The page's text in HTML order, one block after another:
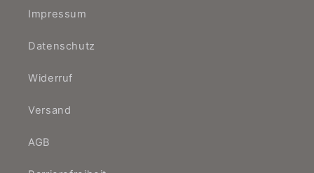
Impressum
Datenschutz
Widerruf
Versand
AGB